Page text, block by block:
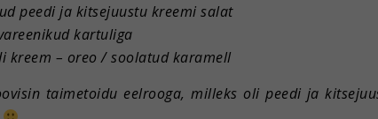
peedi ja kitsejuustu kreemi salat
kartuliga
kreem – oreo / soolatud karamell
taimetoidu eelrooga, milleks oli peedi ja